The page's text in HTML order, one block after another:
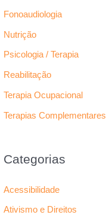
Fonoaudiologia
Nutrição
Psicologia / Terapia
Reabilitação
Terapia Ocupacional
Terapias Complementares
Categorias
Acessibilidade
Ativismo e Direitos